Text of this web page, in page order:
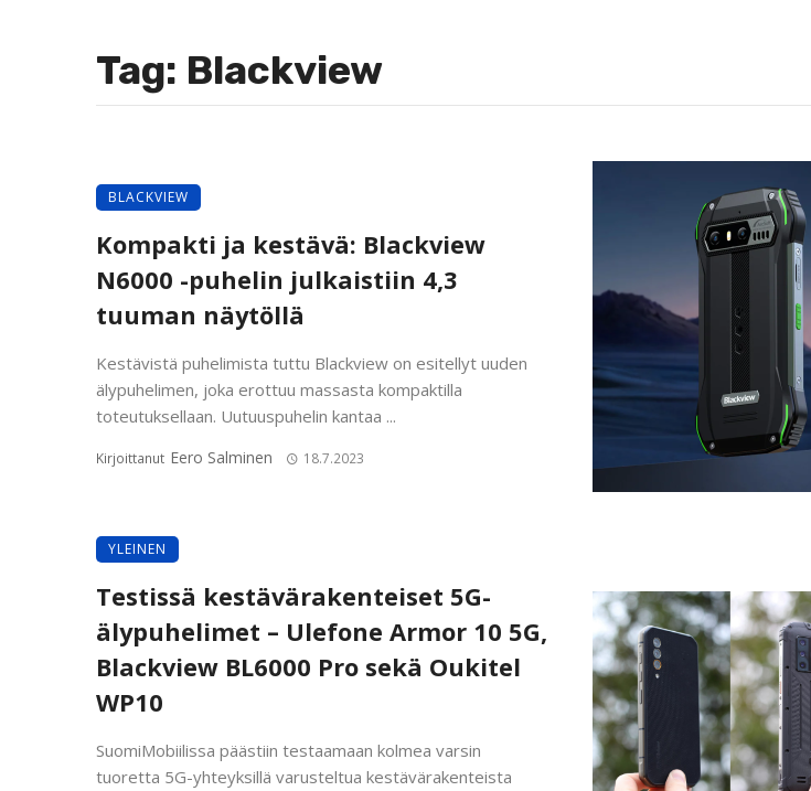
Tag: Blackview
BLACKVIEW
Kompakti ja kestävä: Blackview
N6000 -puhelin julkaistiin 4,3
tuuman näytöllä
Kestävistä puhelimista tuttu Blackview on esitellyt uuden
älypuhelimen, joka erottuu massasta kompaktilla
toteutuksellaan. Uutuuspuhelin kantaa ...
Kirjoittanut Eero Salminen 18.7.2023
YLEINEN
Testissä kestävärakenteiset 5G-
älypuhelimet – Ulefone Armor 10 5G,
Blackview BL6000 Pro sekä Oukitel
WP10
SuomiMobiilissa päästiin testaamaan kolmea varsin
tuoretta 5G-yhteyksillä varusteltua kestävärakenteista